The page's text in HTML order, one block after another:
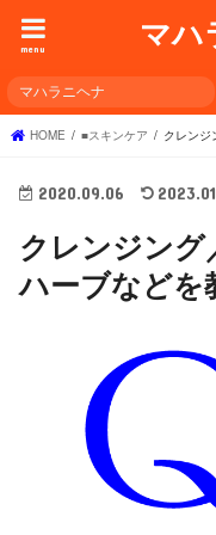
マハ
menu
マハラニヘナ
HOME ■スキンケア クレンジ
2020.09.06
クレンジング
ハーブなどを